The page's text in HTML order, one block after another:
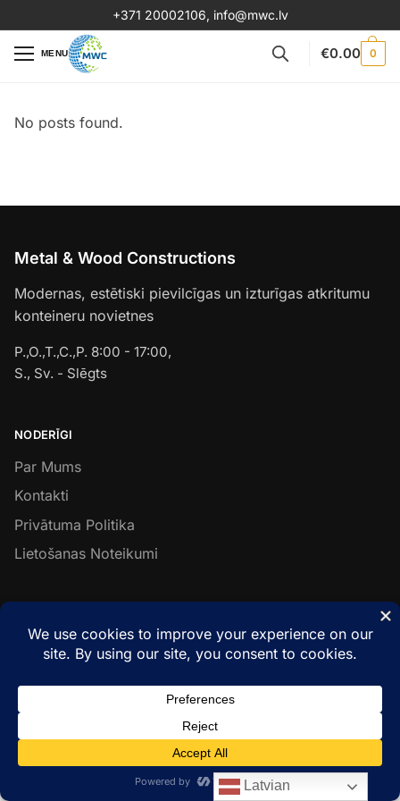
+371 20002106, info@mwc.lv
MENU €0.00 0
No posts found.
Metal & Wood Constructions
Modernas, estētiski pievilcīgas un izturīgas atkritumu
konteineru novietnes
P.,O.,T.,C.,P. 8:00 - 17:00,
S., Sv. - Slēgts
NODERĪGI
Par Mums
Kontakti
Privātuma Politika
Lietošanas Noteikumi
Facebook
© Metal & Wood Constructions 2026
Latvian